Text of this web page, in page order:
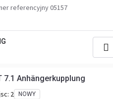
referencyjny 05157
7.1 Anhängerkupplung
2 NOWY